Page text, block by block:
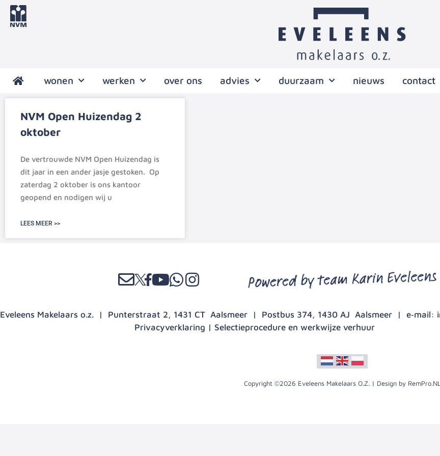
wonen werken over ons advies duurzaam nieuws contact
NVM Open Huizendag 2
oktober
De vertrouwde NVM Open Huizendag is
dit jaar in een ander jasje gestoken. Op
zaterdag 2 oktober is ons kantoor
geopend en nodigen wij u
LEES MEER >>
Eveleens Makelaars o.z. | Punterstraat 2, 1431 CT Aalsmeer | Postbus 374, 1430 AJ Aalsmeer | e‑mail:
Privacyverklaring | Selectieprocedure en werkwijze verhuur
Copyright ©2026 Eveleens Makelaars O.Z. | Design by